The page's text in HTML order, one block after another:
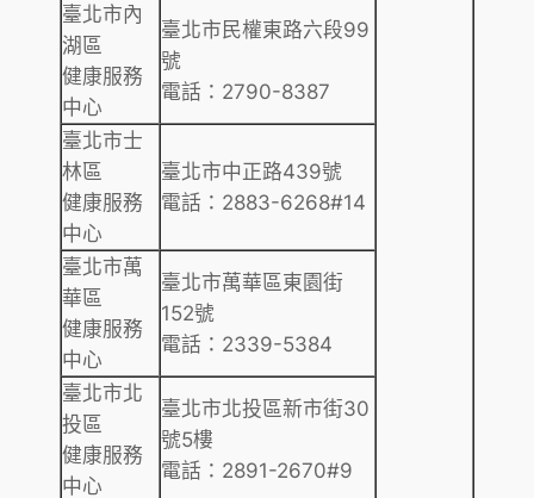
臺北市內
湖區
健康服務
中心
臺北市民權東路六段99
號
電話：2790-8387
臺北市士
林區
健康服務
中心
臺北市中正路439號
電話：2883-6268#14
臺北市萬
華區
健康服務
中心
臺北市萬華區東園街
152號
電話：2339-5384
臺北市北
投區
健康服務
中心
臺北市北投區新市街30
號5樓
電話：2891-2670#9